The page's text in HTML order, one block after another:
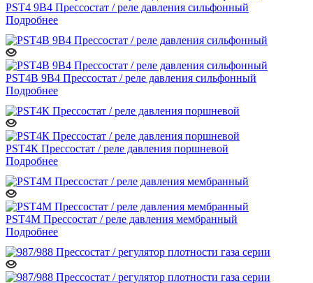
PST4 9B4 Прессостат / реле давления сильфонный
Подробнее
PST4B 9B4 Прессостат / реле давления сильфонный
Подробнее
PST4К Прессостат / реле давления поршневой
Подробнее
PST4M Прессостат / реле давления мембранный
Подробнее